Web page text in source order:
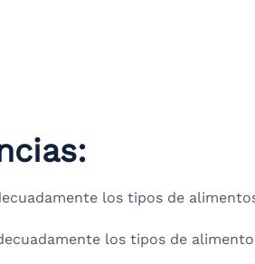
los tipos de
los tipos de